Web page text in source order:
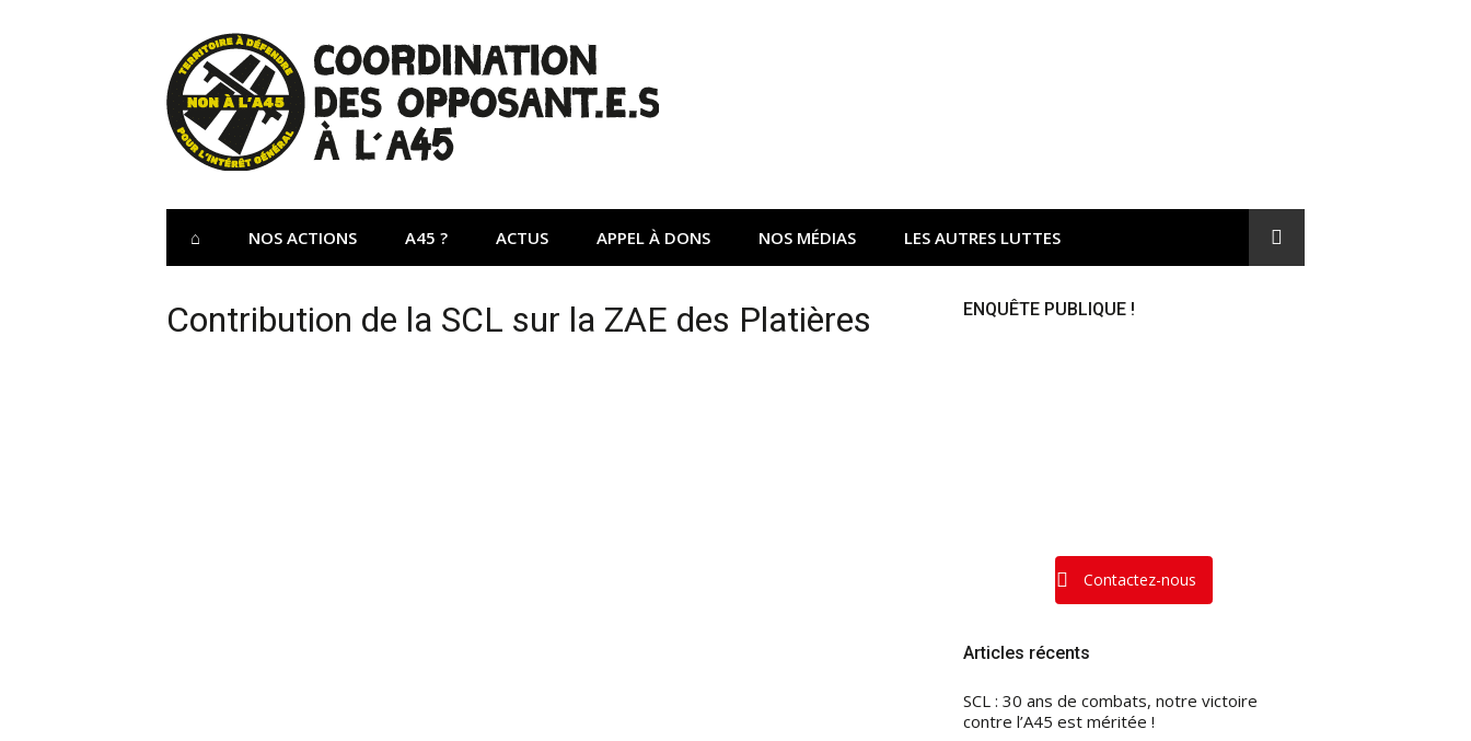
Site Officiel | Non à l'A45
⌂ NOS ACTIONS A45 ? ACTUS APPEL À DONS NOS MÉDIAS LES AUTRES LUTTES
Contribution de la SCL sur la ZAE des Platières ENQUÊTE PUBLIQUE !
Contactez-nous
Articles récents
SCL : 30 ans de combats, notre victoire
contre l’A45 est méritée !